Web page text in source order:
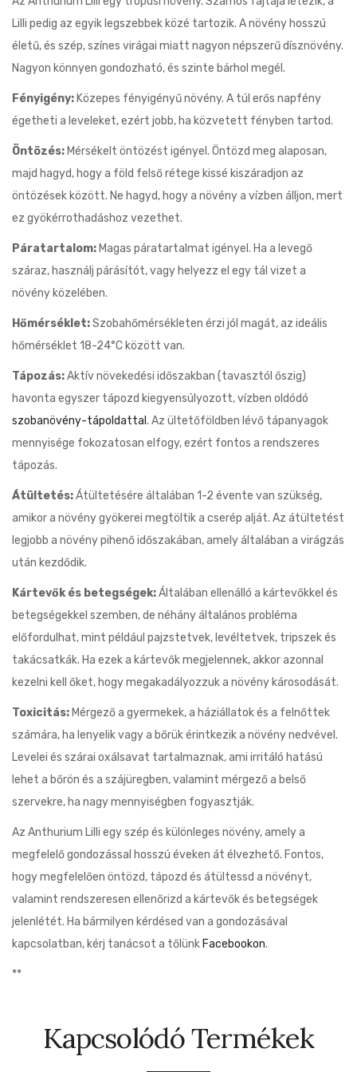
Lilli pedig az egyik legszebbek közé tartozik. A növény hosszú
életű, és szép, színes virágai miatt nagyon népszerű dísznövény.
Nagyon könnyen gondozható, és szinte bárhol megél.
Fényigény: Közepes fényigényű növény. A túl erős napfény
égetheti a leveleket, ezért jobb, ha közvetett fényben tartod.
Öntözés: Mérsékelt öntözést igényel. Öntözd meg alaposan,
majd hagyd, hogy a föld felső rétege kissé kiszáradjon az
öntözések között. Ne hagyd, hogy a növény a vízben álljon, mert
ez gyökérrothadáshoz vezethet.
Páratartalom: Magas páratartalmat igényel. Ha a levegő
száraz, használj párásítót, vagy helyezz el egy tál vizet a
növény közelében.
Hőmérséklet:Szobahőmérsékleten érzi jól magát, az ideális
hőmérséklet 18-24°C között van.
Tápozás:Aktív növekedési időszakban (tavasztól őszig)
havonta egyszer tápozd kiegyensúlyozott, vízben oldódó
szobanövény-tápoldattal . Az ültetőföldben lévő tápanyagok
mennyisége fokozatosan elfogy, ezért fontos a rendszeres
tápozás.
Átültetés:Átültetésére általában 1-2 évente van szükség,
amikor a növény gyökerei megtöltik a cserép alját. Az átültetést
legjobb a növény pihenő időszakában, amely általában a virágzás
után kezdődik.
Kártevők és betegségek:Általában ellenálló a kártevőkkel és
betegségekkel szemben, de néhány általános probléma
előfordulhat, mint például pajzstetvek, levéltetvek, tripszek és
takácsatkák. Ha ezek a kártevők megjelennek, akkor azonnal
kezelni kell őket, hogy megakadályozzuk a növény károsodását.
Toxicitás: Mérgező a gyermekek, a háziállatok és a felnőttek
számára, ha lenyelik vagy a bőrük érintkezik a növény nedvével.
Levelei és szárai oxálsavat tartalmaznak, ami irritáló hatású
lehet a bőrön és a szájüregben, valamint mérgező a belső
szervekre, ha nagy mennyiségben fogyasztják.
Az Anthurium Lilli egy szép és különleges növény, amely a
megfelelő gondozással hosszú éveken át élvezhető. Fontos,
hogy megfelelően öntözd, tápozd és átültessd a növényt,
valamint rendszeresen ellenőrizd a kártevők és betegségek
jelenlétét. Ha bármilyen kérdésed van a gondozásával
kapcsolatban, kérj tanácsot a tőlünk Facebookon.
**
Kapcsolódó Termékek